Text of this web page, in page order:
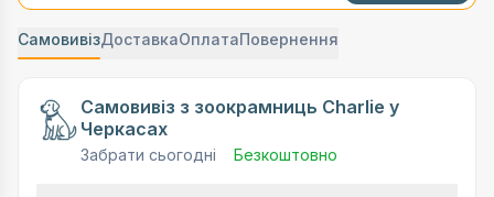
СамовивізДоставкаОплатаПовернення
Самовивіз з зоокрамниць Charlie у
Черкасах
Забрати сьогодні Безкоштовно